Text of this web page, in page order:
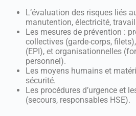
L’évaluation des risques liés
manutention, électricité,
Les mesures de prévention :
collectives (garde-corps,
(EPI), et organisationnelles
personnel).
Les moyens humains et
sécurité.
Les procédures d’urgence et
(secours, responsables HSE).